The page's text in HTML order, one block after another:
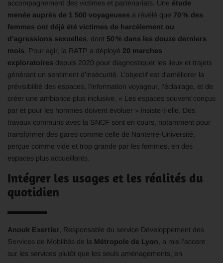
accompagnement des victimes et partenariats. Une étude
menée auprès de 1 500 voyageuses a révélé que 70 % des
femmes ont déjà été victimes de harcèlement ou
d’agressions sexuelles , dont 50 % dans les douze derniers
mois . Pour agir, la RATP a déployé 20 marches
exploratoires depuis 2020 pour diagnostiquer les lieux et trajets
générant un sentiment d’insécurité. L’objectif est d’améliorer la
prévisibilité des espaces, l’information voyageur, l’éclairage, et de
créer une ambiance plus inclusive. « Les espaces souvent conçus
par et pour les hommes doivent évoluer » insiste-t-elle. Des
travaux communs avec la SNCF sont en cours, notamment pour
transformer des gares comme celle de Nanterre-Université,
perçue comme vide et trop grande par les femmes, en des
espaces plus accueillants.
Intégrer les usages et les réalités du
quotidien
Anouk Exertier, Responsable du service Développement des
Services de Mobilités de la Métropole de Lyon, a mis l’accent
sur les services plutôt que les seuls aménagements, en